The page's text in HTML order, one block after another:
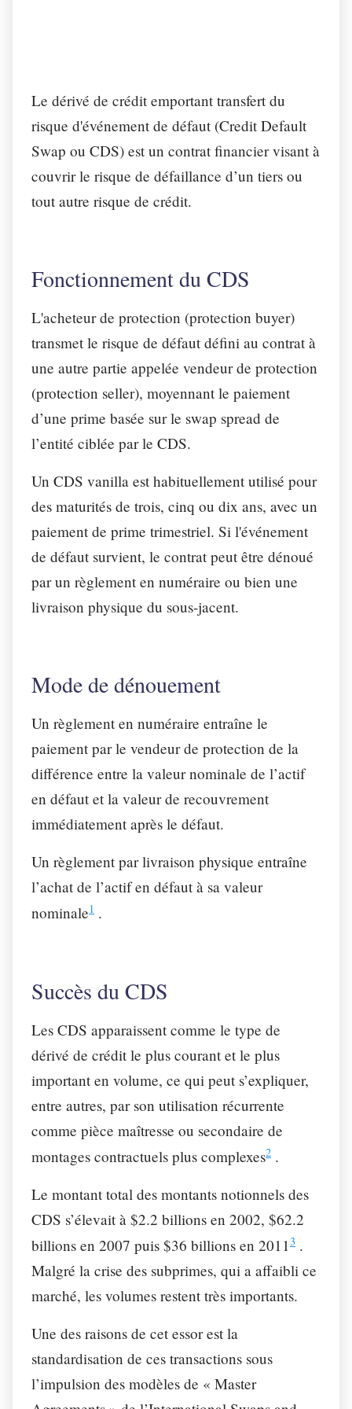
Le dérivé de crédit emportant transfert du
risque d'événement de défaut (Credit Default
Swap ou CDS) est un contrat financier visant à
couvrir le risque de défaillance d’un tiers ou
tout autre risque de crédit.
Fonctionnement du CDS
L'acheteur de protection (protection buyer)
transmet le risque de défaut défini au contrat à
une autre partie appelée vendeur de protection
(protection seller), moyennant le paiement
d’une prime basée sur le swap spread de
l’entité ciblée par le CDS.
Un CDS vanilla est habituellement utilisé pour
des maturités de trois, cinq ou dix ans, avec un
paiement de prime trimestriel. Si l'événement
de défaut survient, le contrat peut être dénoué
par un règlement en numéraire ou bien une
livraison physique du sous-jacent.
Mode de dénouement
Un règlement en numéraire entraîne le
paiement par le vendeur de protection de la
différence entre la valeur nominale de l’actif
en défaut et la valeur de recouvrement
immédiatement après le défaut.
Un règlement par livraison physique entraîne
l’achat de l’actif en défaut à sa valeur
nominale1 .
Succès du CDS
Les CDS apparaissent comme le type de
dérivé de crédit le plus courant et le plus
important en volume, ce qui peut s’expliquer,
entre autres, par son utilisation récurrente
comme pièce maîtresse ou secondaire de
montages contractuels plus complexes2 .
Le montant total des montants notionnels des
CDS s’élevait à $2.2 billions en 2002, $62.2
billions en 2007 puis $36 billions en 20113 .
Malgré la crise des subprimes, qui a affaibli ce
marché, les volumes restent très importants.
Une des raisons de cet essor est la
standardisation de ces transactions sous
l’impulsion des modèles de « Master